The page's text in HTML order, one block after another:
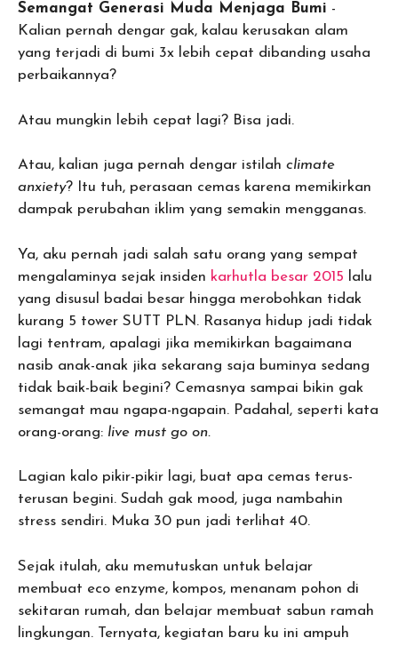
Semangat Generasi Muda Menjaga Bumi -
Kalian pernah dengar gak, kalau kerusakan alam
yang terjadi di bumi 3x lebih cepat dibanding usaha
perbaikannya?
Atau mungkin lebih cepat lagi? Bisa jadi.
Atau, kalian juga pernah dengar istilah climate
anxiety? Itu tuh, perasaan cemas karena memikirkan
dampak perubahan iklim yang semakin mengganas.
Ya, aku pernah jadi salah satu orang yang sempat
mengalaminya sejak insiden karhutla besar 2015 lalu
yang disusul badai besar hingga merobohkan tidak
kurang 5 tower SUTT PLN. Rasanya hidup jadi tidak
lagi tentram, apalagi jika memikirkan bagaimana
nasib anak-anak jika sekarang saja buminya sedang
tidak baik-baik begini? Cemasnya sampai bikin gak
semangat mau ngapa-ngapain. Padahal, seperti kata
orang-orang: live must go on.
Lagian kalo pikir-pikir lagi, buat apa cemas terus-
terusan begini. Sudah gak mood, juga nambahin
stress sendiri. Muka 30 pun jadi terlihat 40.
Sejak itulah, aku memutuskan untuk belajar
membuat eco enzyme, kompos, menanam pohon di
sekitaran rumah, dan belajar membuat sabun ramah
lingkungan. Ternyata, kegiatan baru ku ini ampuh